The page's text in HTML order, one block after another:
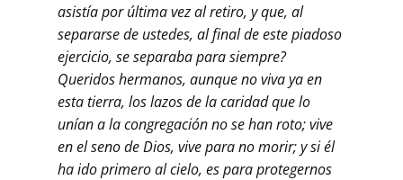
asistía por última vez al retiro, y que, al
separarse de ustedes, al final de este piadoso
ejercicio, se separaba para siempre?
Queridos hermanos, aunque no viva ya en
esta tierra, los lazos de la caridad que lo
unían a la congregación no se han roto; vive
en el seno de Dios, vive para no morir; y si él
ha ido primero al cielo, es para protegernos